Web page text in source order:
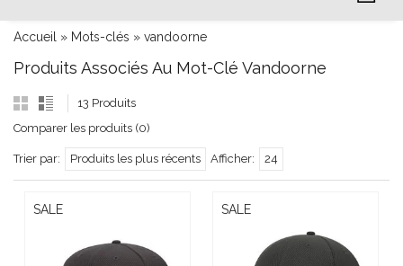
Accueil » Mots-clés » vandoorne
Produits Associés Au Mot-Clé Vandoorne
13 Produits
Comparer les produits (0)
Trier par: Produits les plus récents Afficher: 24
SALE SALE